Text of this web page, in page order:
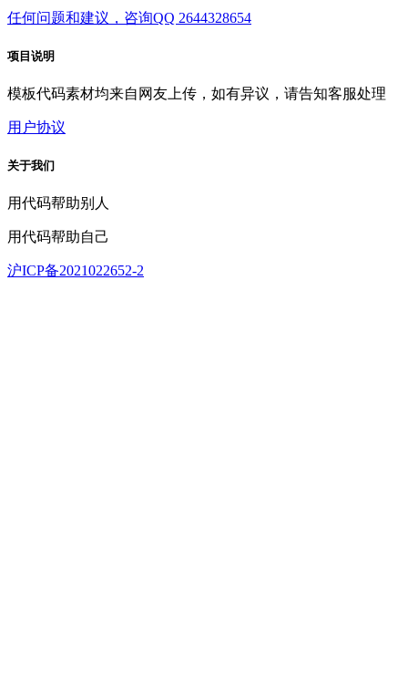
任何问题和建议，咨询QQ 2644328654
项目说明
模板代码素材均来自网友上传，如有异议，请告知客服处理
用户协议
关于我们
用代码帮助别人
用代码帮助自己
沪ICP备2021022652-2